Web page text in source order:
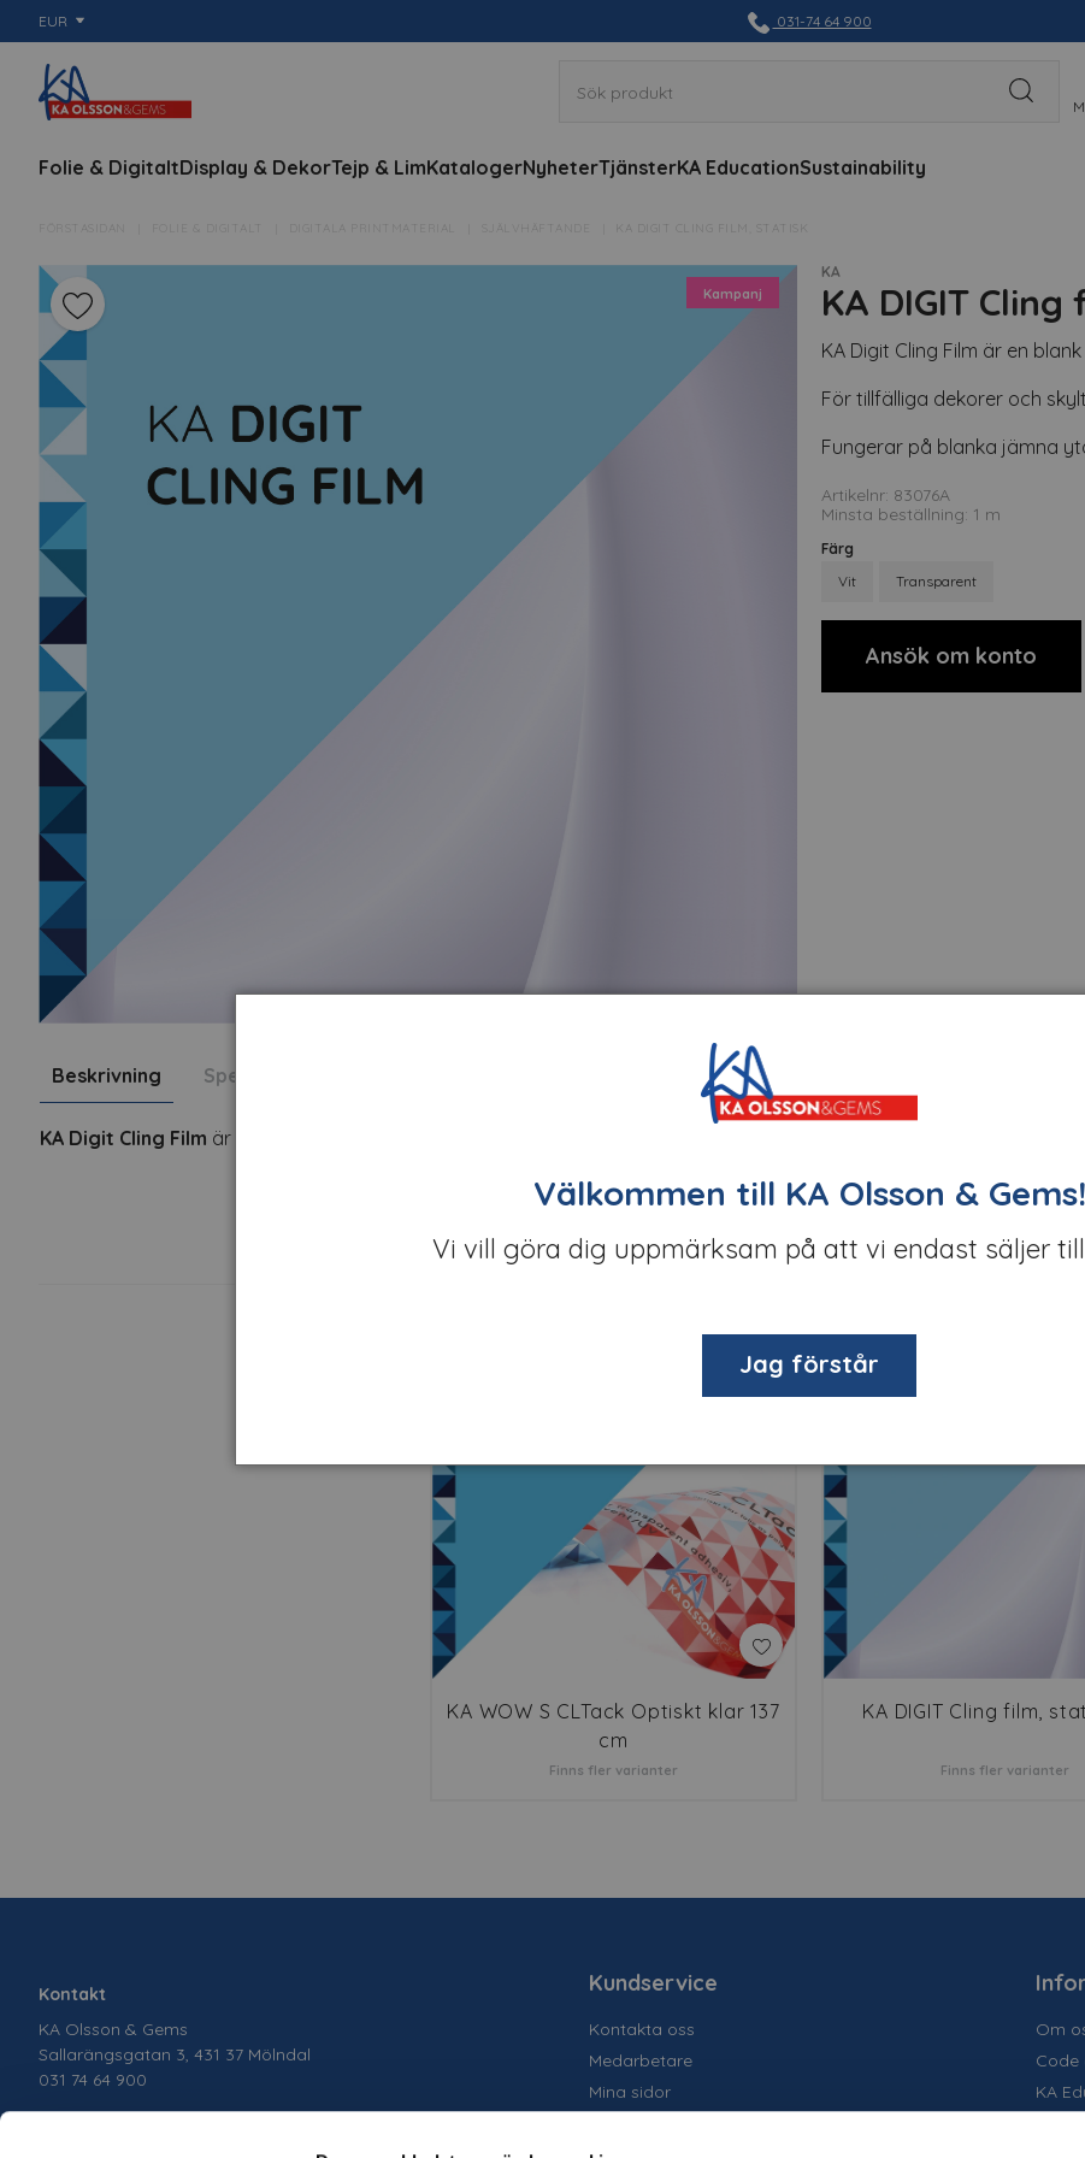
EUR 031-74 64 900
Folie & DigitaltDisplay & DekorTejp & LimKatalogerNyheterTjänsterKA EducationSustainability
FÖRSTASIDAN FOLIE & DIGITALT DIGITALA PRINTMATERIAL SJÄLVHÄFTANDE KA DIGIT CLING FILM, STATISK
Kampanj
KA
KA DIGIT
KA Digit Cling Film är en
För tillfälliga dekorer och
Fungerar på blanka jämna
Artikelnr: 83076A
Minsta beställning: 1 m
Färg
Vit
Transparent
Ansök om konto
Beskrivning Specifikation Om tillverkaren
KA Digit Cling Film är en blank monomer, statiskt häftande inkjetfolie. För tillfälliga dekorer och skyltar. Fungerar på
KA WOW S CLTack Optiskt klar 137
cm
Finns fler varianter
KA DIGIT Cling film,
Finns fler varianter
Kontakt
KA Olsson & Gems
Sallarängsgatan 3, 431 37 Mölndal
031 74 64 900
Kundservice
Kontakta oss
Medarbetare
Mina sidor
Om
Code
KA
Välkommen till KA Olsson & Gems!
Vi vill göra dig uppmärksam på att vi endast säljer
Jag förstår